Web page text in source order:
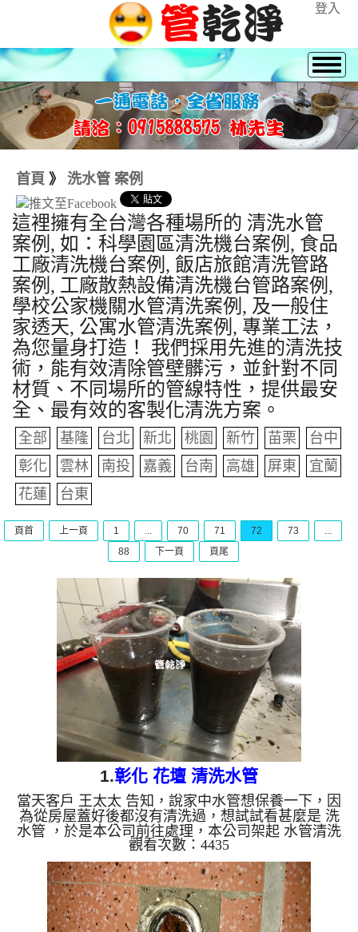
登入
首頁 》 洗水管 案例
這裡擁有全台灣各種場所的 清洗水管
案例, 如：科學園區清洗機台案例, 食品
工廠清洗機台案例, 飯店旅館清洗管路
案例, 工廠散熱設備清洗機台管路案例,
學校公家機關水管清洗案例, 及一般住
家透天, 公寓水管清洗案例, 專業工法，
為您量身打造！ 我們採用先進的清洗技
術，能有效清除管壁髒污，並針對不同
材質、不同場所的管線特性，提供最安
全、最有效的客製化清洗方案。
全部 基隆 台北 新北 桃園 新竹 苗栗
台中
彰化
雲林 南投 嘉義 台南 高雄 屏東
宜蘭
花蓮
台東
頁首 上一頁 1 ... 70 71 72 73
...
88
下一頁 頁尾
1.彰化 花壇 清洗水管
當天客戶 王太太 告知，說家中水管想保養一下，因
為從房屋蓋好後都沒有清洗過，想試試看甚麼是 洗
水管 ，於是本公司前往處理，本公司架起 水管清洗
機 ，開始 清水管 ，管路不斷噴出 石油 ，如下影
片， 水管清洗 過程中，水管管路不段堵住，一問之
後才發現這以前是使用地下水，後來才改用自來水，
作業約三個多小時，管路裡的地下水管垢終於清洗乾
淨，水管出水量也比以前大多了。 清洗水管,水管清
洗, 洗水管, 熱水管堵塞, 熱水忽冷忽熱 ...
觀看次數：4435